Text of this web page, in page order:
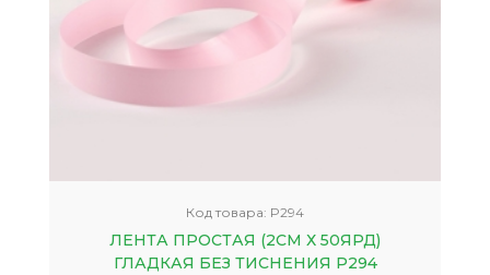
Код товара: P294
ЛЕНТА ПРОСТАЯ (2СМ Х 50ЯРД)
ГЛАДКАЯ БЕЗ ТИСНЕНИЯ P294